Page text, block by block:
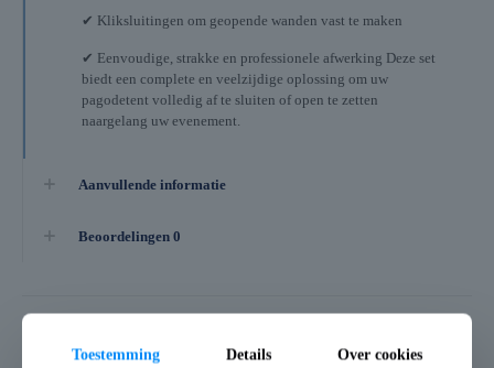
✔ Kliksluitingen om geopende wanden vast te maken
✔ Eenvoudige, strakke en professionele afwerking Deze set
biedt een complete en veelzijdige oplossing om uw
pagodetent volledig af te sluiten of open te zetten
naargelang uw evenement.
Aanvullende informatie
Beoordelingen 0
Gerelateerde producten
Toestemming Details Over cookies